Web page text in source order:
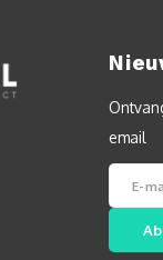
email